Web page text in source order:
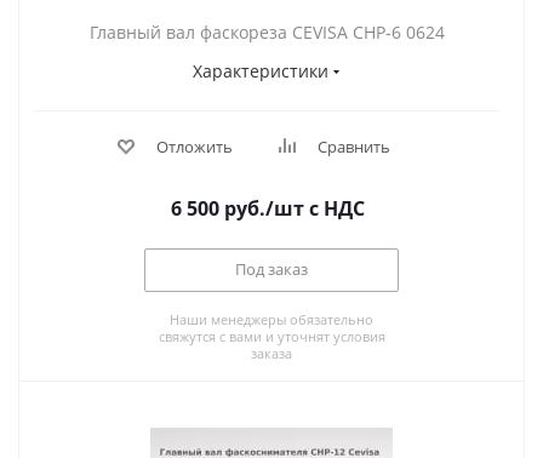
Главный вал фаскореза CEVISA CHP-6 0624
Характеристики
Отложить Сравнить
6 500руб./штс НДС
Под заказ
Наши менеджеры обязательно
свяжутся с вами и уточнят условия
заказа